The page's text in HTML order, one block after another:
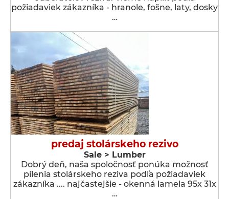
požiadaviek zákazníka - hranole, fošne, laty, dosky
…
predaj stolárskeho rezivo
Sale > Lumber
Dobrý deň, naša spoločnosť ponúka možnosť
pílenia stolárskeho reziva podľa požiadaviek
zákazníka .... najčastejšie - okenná lamela 95x 31x
…